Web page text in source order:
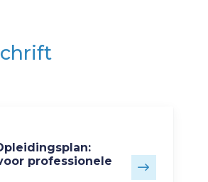
professionele